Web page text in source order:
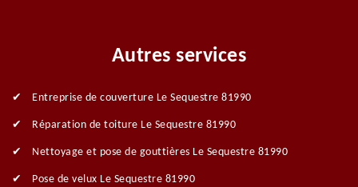
Autres services
Entreprise de couverture Le Sequestre 81990
Réparation de toiture Le Sequestre 81990
Nettoyage et pose de gouttières Le Sequestre 81990
Pose de velux Le Sequestre 81990